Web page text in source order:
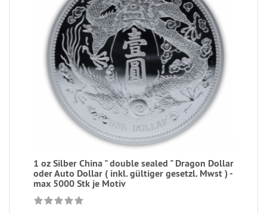
1 oz Silber China " double sealed " Dragon Dollar
oder Auto Dollar ( inkl. gültiger gesetzl. Mwst ) -
max 5000 Stk je Motiv